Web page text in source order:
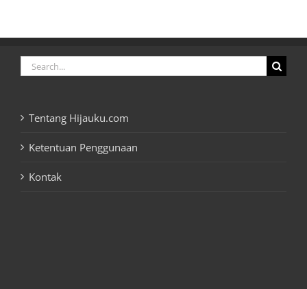
Search
for:
Tentang Hijauku.com
Ketentuan Penggunaan
Kontak